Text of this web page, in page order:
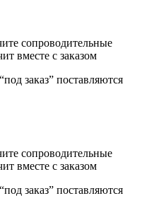
сопроводительные
вместе с заказом
заказ” поставляются
сопроводительные
вместе с заказом
заказ” поставляются